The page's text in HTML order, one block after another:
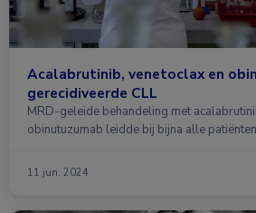
Acalabrutinib, venetoclax en
gerecidiveerde CLL
MRD-geleide behandeling met
obinutuzumab leidde bij bijna alle
11 jun. 2024